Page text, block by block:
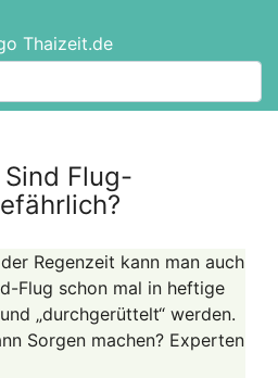
Flug-
Regenzeit kann man auch
Flug schon mal in heftige
„durchgerüttelt“ werden.
Sorgen machen? Experten